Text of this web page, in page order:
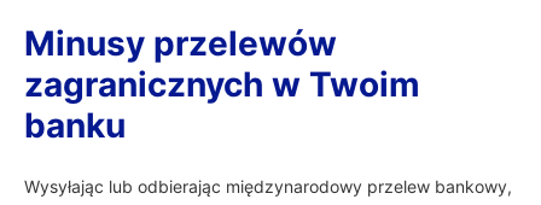
Minusy przelewów
zagranicznych w Twoim
banku
Wysyłając lub odbierając międzynarodowy przelew bankowy,